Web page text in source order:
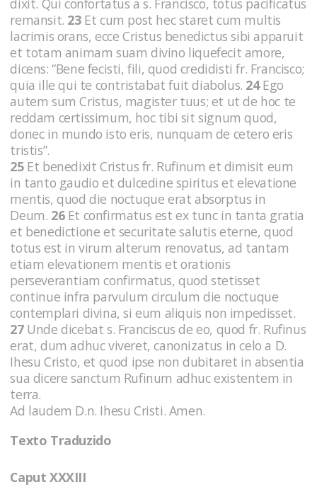
dixit. Qui confortatus a s. Francisco, totus pacificatus
remansit. 23 Et cum post hec staret cum multis
lacrimis orans, ecce Cristus benedictus sibi apparuit
et totam animam suam divino liquefecit amore,
dicens: “Bene fecisti, fili, quod credidisti fr. Francisco;
quia ille qui te contristabat fuit diabolus. 24Ego
autem sum Cristus, magister tuus; et ut de hoc te
reddam certissimum, hoc tibi sit signum quod,
donec in mundo isto eris, nunquam de cetero eris
tristis”.
25 Et benedixit Cristus fr. Rufinum et dimisit eum
in tanto gaudio et dulcedine spiritus et elevatione
mentis, quod die noctuque erat absorptus in
Deum. 26Et confirmatus est ex tunc in tanta gratia
et benedictione et securitate salutis eterne, quod
totus est in virum alterum renovatus, ad tantam
etiam elevationem mentis et orationis
perseverantiam confirmatus, quod stetisset
continue infra parvulum circulum die noctuque
contemplari divina, si eum aliquis non impedisset.
27 Unde dicebat s. Franciscus de eo, quod fr. Rufinus
erat, dum adhuc viveret, canonizatus in celo a D.
Ihesu Cristo, et quod ipse non dubitaret in absentia
sua dicere sanctum Rufinum adhuc existentem in
terra.
Ad laudem D.n. Ihesu Cristi. Amen.
Texto Traduzido
Caput XXXIII